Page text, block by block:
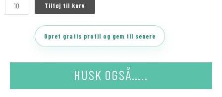
Tilføj til kurv
Opret gratis profil og gem til senere
HUSK OGSÅ…..